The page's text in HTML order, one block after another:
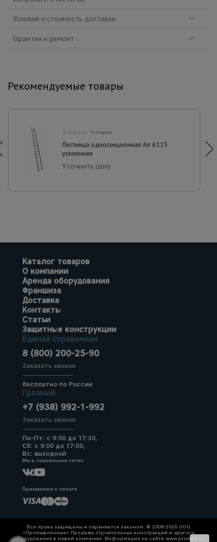
Условия и стоимость доставки
Гарантия и ремонт
Рекомендуемые товары
0 отзывов
Лестница односекционная Ал 6115
усиленная
Уточнить цену
Каталог товаров
О компании
Аренда оборудования
Франшиза
Доставка
Контакты
Статьи
Защитные конструкции
Единая справочная
8 (800) 200-25-90
Заказать звонок
бесплатно по России
Грозный
+7 (938) 992-1-992
Заказать звонок
Пн-Пт: с 9:00 до 17:30,
Сб: с 9:00 до 17:00,
Вс: выходной
Мы в социальных сетях:
Принимаем к оплате
Все права защищены и охраняются законом. © 2008-2026 ООО
«Промышленник» Продажа строительных конструкций и другого
оборудования в нашей компании. Информация на сайте www.prom23.ru